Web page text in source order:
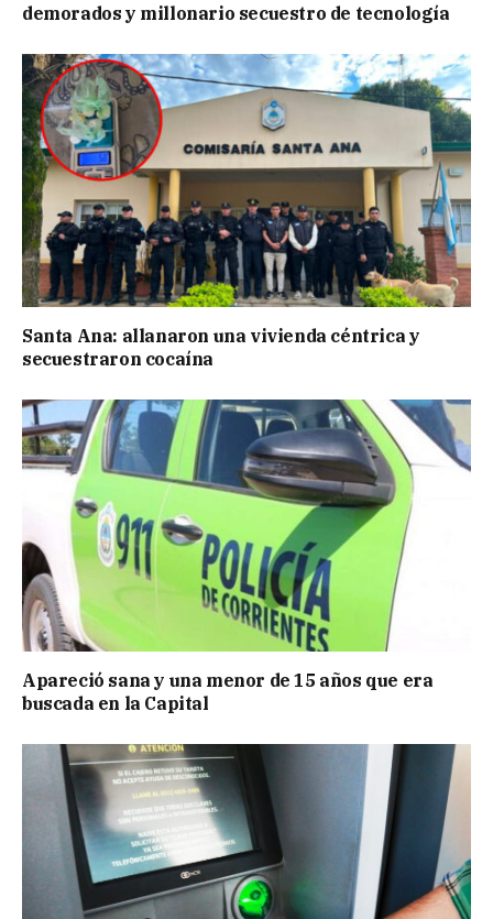
demorados y millonario secuestro de tecnología
Santa Ana: allanaron una vivienda céntrica y
secuestraron cocaína
Apareció sana y una menor de 15 años que era
buscada en la Capital